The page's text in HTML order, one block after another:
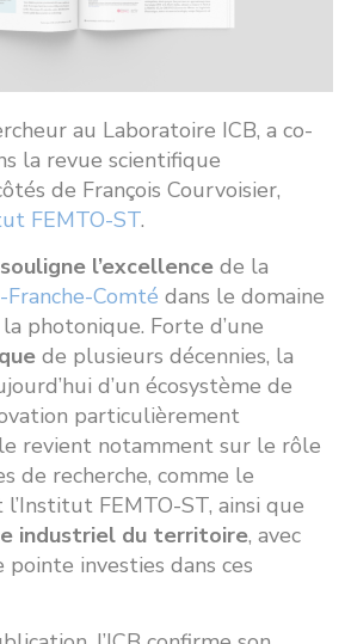
au Laboratoire ICB, a co-
la revue scientifique
de François Courvoisier,
FEMTO-ST.
souligne l’excellence de la
Comté dans le domaine
photonique. Forte d’une
de plusieurs décennies, la
d’un écosystème de
particulièrement
revient notamment sur le rôle
de recherche, comme le
FEMTO-ST, ainsi que
industriel du territoire, avec
investies dans ces